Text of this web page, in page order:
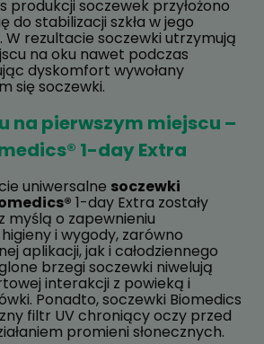
produkcji soczewek przyłożono
do stabilizacji szkła w jego
rezultacie soczewki utrzymują
na oku nawet podczas
dyskomfort wywołany
się soczewki.
na pierwszym miejscu –
1-day Extra
uniwersalne soczewki
1-day Extra zostały
myślą o zapewnieniu
i wygody, zarówno
aplikacji, jak i całodziennego
brzegi soczewki niwelują
interakcji z powieką i
Ponadto, soczewki Biomedics
filtr UV chroniący oczy przed
promieni słonecznych.